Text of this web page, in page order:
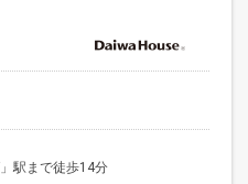
駅まで徒歩14分